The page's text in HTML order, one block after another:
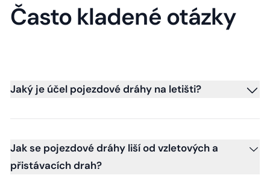
Často kladené otázky
Jaký je účel pojezdové dráhy na letišti?
Jak se pojezdové dráhy liší od vzletových a
přistávacích drah?